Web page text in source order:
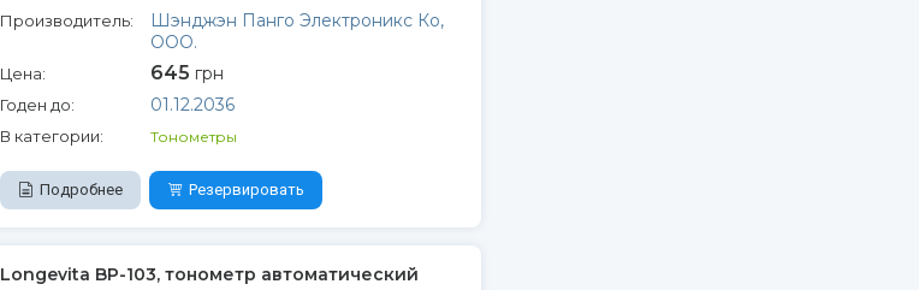
Производитель:
Шэнджэн Панго Электроникс Ко,
ООО.
Цена: 645 грн
Годен до: 01.12.2036
В категории: Тонометры
Подробнее Резервировать
Longevita BP-103, тонометр автоматический